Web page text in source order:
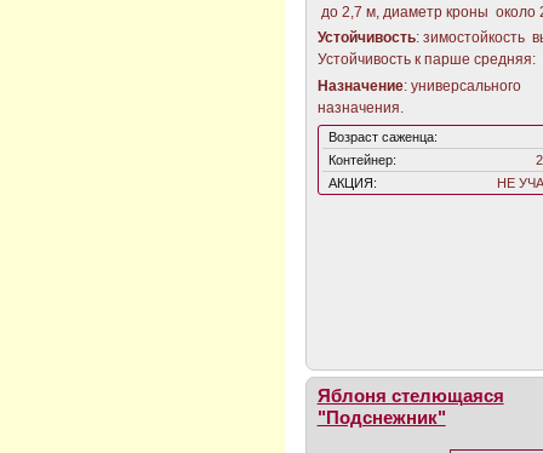
до 2,7 м, диаметр кроны около
Устойчивость: зимостойкость
Устойчивость к парше средняя:
Назначение: универсального
назначения.
Возраст саженца:
Контейнер:
АКЦИЯ:
НЕ
Яблоня стелющаяся
"Подснежник"